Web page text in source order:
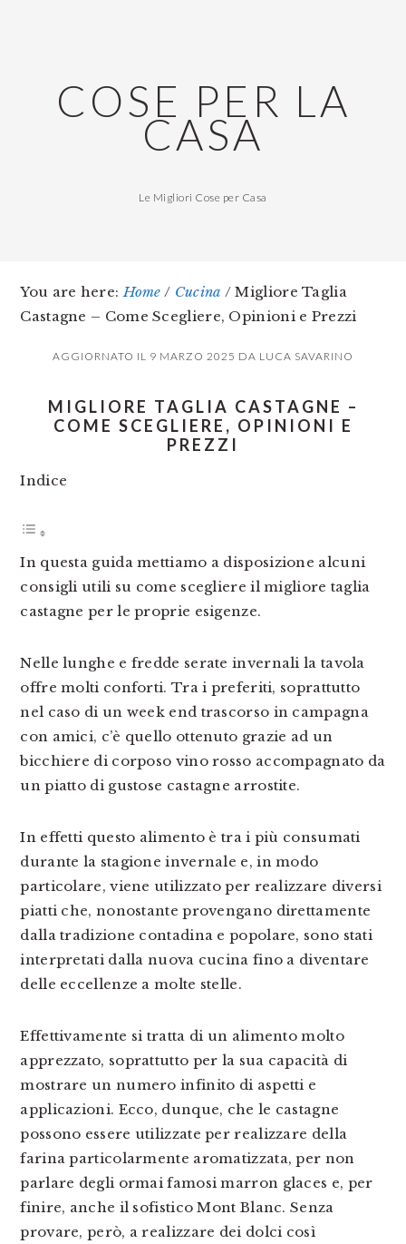
COSE PER LA
CASA
Le Migliori Cose per Casa
You are here:Home / Cucina / Migliore Taglia
Castagne – Come Scegliere, Opinioni e Prezzi
AGGIORNATO IL 9 MARZO 2025 DA LUCA SAVARINO
MIGLIORE TAGLIA CASTAGNE –
COME SCEGLIERE, OPINIONI E
PREZZI
Indice
In questa guida mettiamo a disposizione alcuni
consigli utili su come scegliere il migliore taglia
castagne per le proprie esigenze.
Nelle lunghe e fredde serate invernali la tavola
offre molti conforti. Tra i preferiti, soprattutto
nel caso di un week end trascorso in campagna
con amici, c’è quello ottenuto grazie ad un
bicchiere di corposo vino rosso accompagnato da
un piatto di gustose castagne arrostite.
In effetti questo alimento è tra i più consumati
durante la stagione invernale e, in modo
particolare, viene utilizzato per realizzare diversi
piatti che, nonostante provengano direttamente
dalla tradizione contadina e popolare, sono stati
interpretati dalla nuova cucina fino a diventare
delle eccellenze a molte stelle.
Effettivamente si tratta di un alimento molto
apprezzato, soprattutto per la sua capacità di
mostrare un numero infinito di aspetti e
applicazioni. Ecco, dunque, che le castagne
possono essere utilizzate per realizzare della
farina particolarmente aromatizzata, per non
parlare degli ormai famosi marron glaces e, per
finire, anche il sofistico Mont Blanc. Senza
provare, però, a realizzare dei dolci così